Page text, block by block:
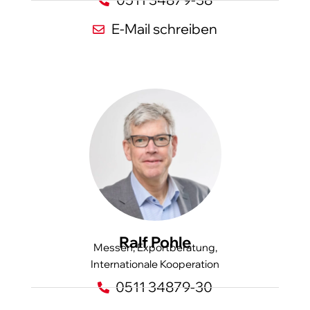
E-Mail schreiben
Ralf Pohle
Messen, Exportberatung,
Internationale Kooperation
0511 34879-30